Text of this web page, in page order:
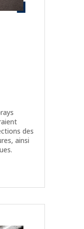
des
ainsi